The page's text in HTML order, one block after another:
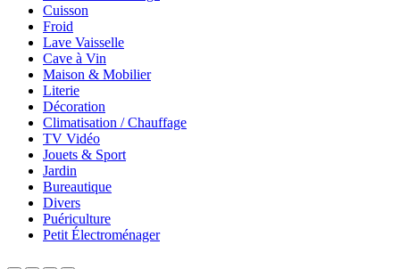
Cuisson
Froid
Lave Vaisselle
Cave à Vin
Maison & Mobilier
Literie
Décoration
Climatisation / Chauffage
TV Vidéo
Jouets & Sport
Jardin
Bureautique
Divers
Puériculture
Petit Électroménager